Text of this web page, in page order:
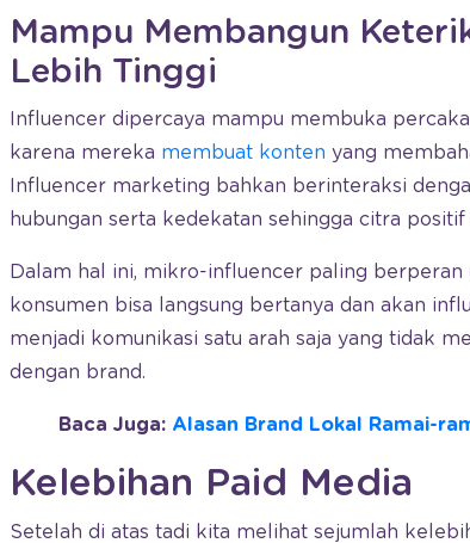
Mampu Membangun
Lebih Tinggi
Influencer dipercaya mampu membuka
karena mereka membuat konten yang
Influencer marketing bahkan berinteraksi
hubungan serta kedekatan sehingga citra
Dalam hal ini, mikro-influencer paling
konsumen bisa langsung bertanya dan akan
menjadi komunikasi satu arah saja yang tidak
dengan brand.
Baca Juga: Alasan Brand Lokal Ramai-
Kelebihan Paid Media
Setelah di atas tadi kita melihat sejumlah